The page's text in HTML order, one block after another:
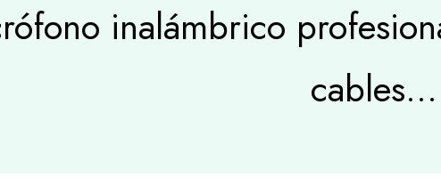
inalámbrico
cables…